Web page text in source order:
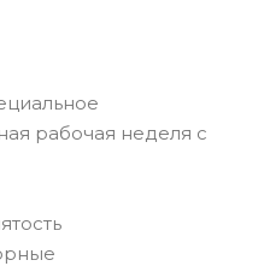
рабочая неделя с